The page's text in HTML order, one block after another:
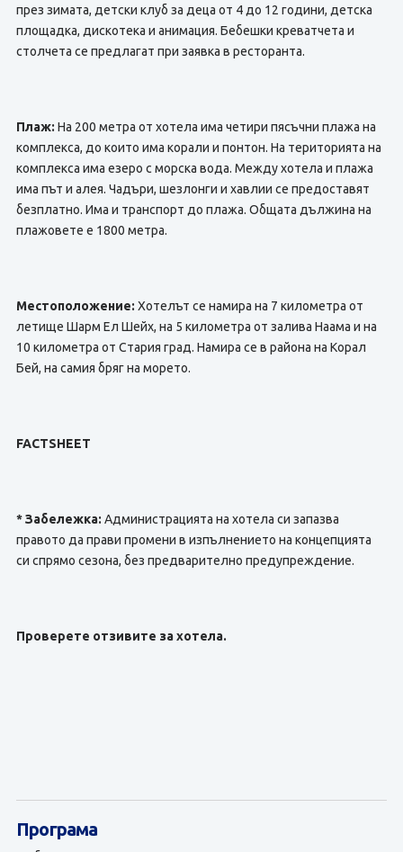
през зимата, детски клуб за деца от 4 до 12 години, детска
площадка, дискотека и анимация. Бебешки креватчета и
столчета се предлагат при заявка в ресторанта.
Плаж: На 200 метра от хотела има четири пясъчни плажа на
комплекса, до които има корали и понтон. На територията на
комплекса има езеро с морска вода. Между хотела и плажа
има път и алея. Чадъри, шезлонги и хавлии се предоставят
безплатно. Има и транспорт до плажа. Общата дължина на
плажовете е 1800 метра.
Местоположение: Хотелът се намира на 7 километра от
летище Шарм Ел Шейх, на 5 километра от залива Наама и на
10 километра от Стария град. Намира се в района на Корал
Бей, на самия бряг на морето.
FACTSHEET
* Забележка: Администрацията на хотела си запазва
правото да прави промени в изпълнението на концепцията
си спрямо сезона, без предварително предупреждение.
Проверете отзивите за хотела.
Програма